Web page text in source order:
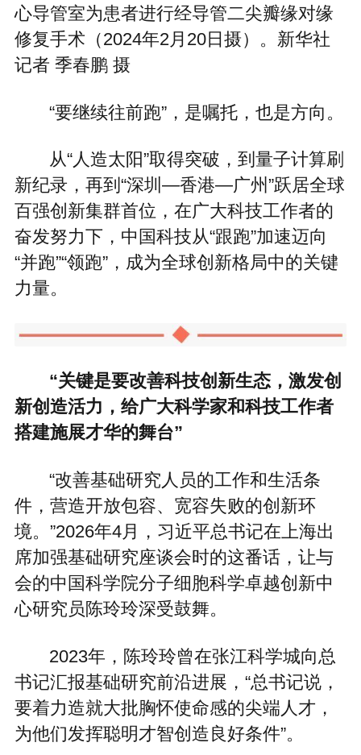
心导管室为患者进行经导管二尖瓣缘对缘
修复手术（2024年2月20日摄）。新华社
记者 季春鹏 摄
“要继续往前跑”，是嘱托，也是方向。
从“人造太阳”取得突破，到量子计算刷
新纪录，再到“深圳—香港—广州”跃居全球
百强创新集群首位，在广大科技工作者的
奋发努力下，中国科技从“跟跑”加速迈向
“并跑”“领跑”，成为全球创新格局中的关键
力量。
“关键是要改善科技创新生态，激发创
新创造活力，给广大科学家和科技工作者
搭建施展才华的舞台”
“改善基础研究人员的工作和生活条
件，营造开放包容、宽容失败的创新环
境。”2026年4月，习近平总书记在上海出
席加强基础研究座谈会时的这番话，让与
会的中国科学院分子细胞科学卓越创新中
心研究员陈玲玲深受鼓舞。
2023年，陈玲玲曾在张江科学城向总
书记汇报基础研究前沿进展，“总书记说，
要着力造就大批胸怀使命感的尖端人才，
为他们发挥聪明才智创造良好条件”。